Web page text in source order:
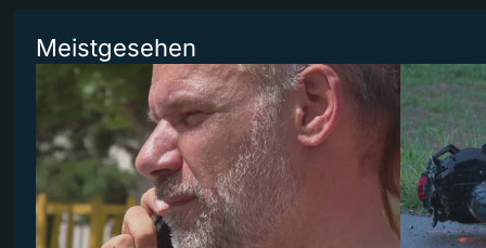
Meistgesehen